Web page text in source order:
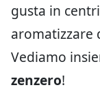
gusta in
aromatizzare
Vediamo
zenzero!